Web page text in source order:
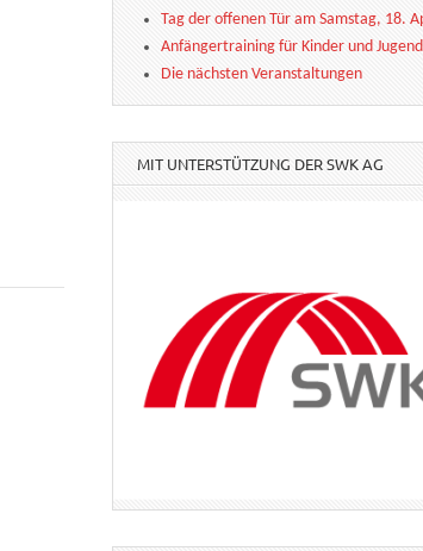
Tag der offenen Tür am Samstag, 18.
Anfängertraining für Kinder und
Die nächsten Veranstaltungen
MIT UNTERSTÜTZUNG DER SWK AG